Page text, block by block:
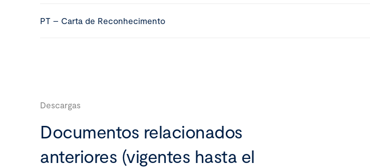
PT – Carta de Reconhecimento
Descargas
Documentos relacionados
anteriores (vigentes hasta el